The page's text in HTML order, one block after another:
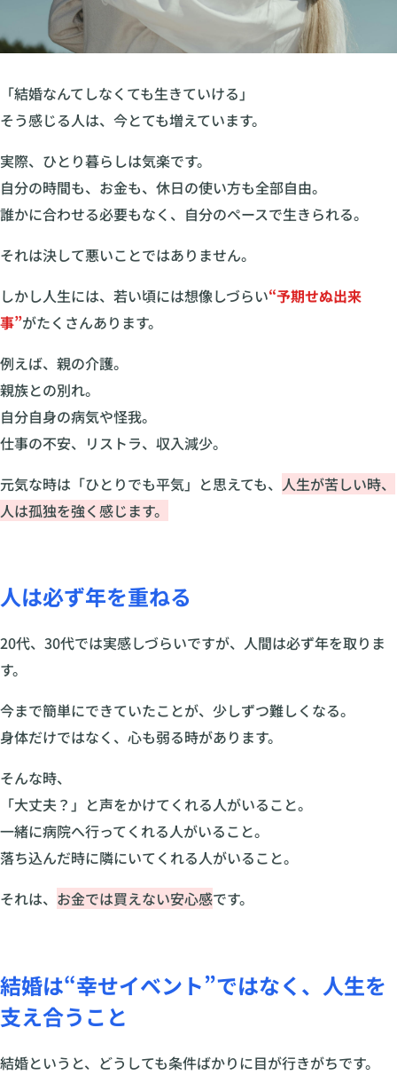
「結婚なんてしなくても生きていける」
そう感じる人は、今とても増えています。
実際、ひとり暮らしは気楽です。
自分の時間も、お金も、休日の使い方も全部自由。
誰かに合わせる必要もなく、自分のペースで生きられる。
それは決して悪いことではありません。
しかし人生には、若い頃には想像しづらい“予期せぬ出来
事”がたくさんあります。
例えば、親の介護。
親族との別れ。
自分自身の病気や怪我。
仕事の不安、リストラ、収入減少。
元気な時は「ひとりでも平気」と思えても、 人生が苦しい時、
人は孤独を強く感じます。
人は必ず年を重ねる
20代、30代では実感しづらいですが、人間は必ず年を取りま
す。
今まで簡単にできていたことが、少しずつ難しくなる。
身体だけではなく、心も弱る時があります。
そんな時、
「大丈夫？」と声をかけてくれる人がいること。
一緒に病院へ行ってくれる人がいること。
落ち込んだ時に隣にいてくれる人がいること。
それは、 お金では買えない安心感です。
結婚は“幸せイベント”ではなく、人生を
支え合うこと
結婚というと、どうしても条件ばかりに目が行きがちです。